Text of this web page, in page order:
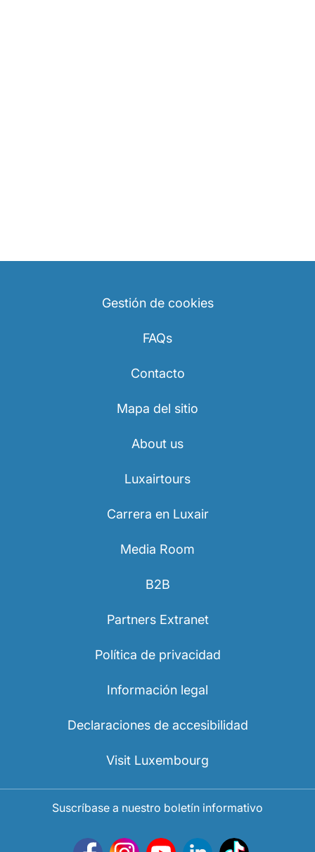
Gestión de cookies
FAQs
Contacto
Mapa del sitio
About us
Luxairtours
Carrera en Luxair
Media Room
B2B
Partners Extranet
Política de privacidad
Información legal
Declaraciones de accesibilidad
Visit Luxembourg
Suscríbase a nuestro boletín informativo